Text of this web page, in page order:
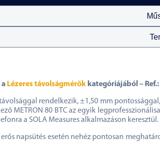
a Lézeres távolságmérők kategóriájából –
rendelkezik, ±1,50 mm
METRON 80 BTC az egyik
a SOLA Measures alkalmazáson keresztül.
napsütés esetén nehéz pontosan